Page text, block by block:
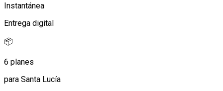
Instantánea
Entrega digital
📦
6 planes
para Santa Lucía